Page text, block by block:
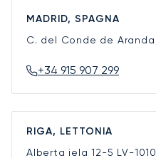
MADRID, SPAGNA
C. del Conde de
+34 915 907 299
RIGA, LETTONIA
Alberta iela 12-5 LV-1010